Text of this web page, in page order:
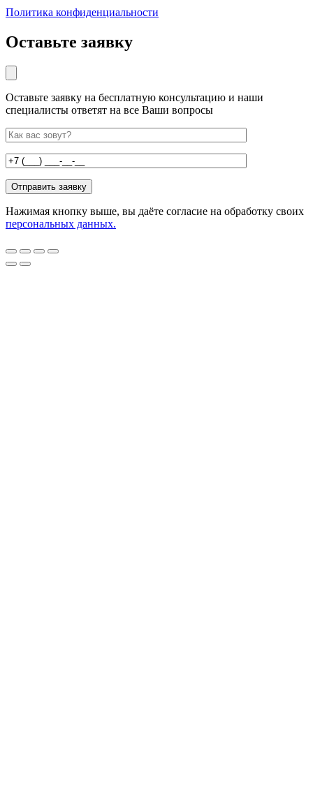
Политика конфиденциальности
Оставьте заявку
Оставьте заявку на бесплатную консультацию и наши
специалисты ответят на все Ваши вопросы
Нажимая кнопку выше, вы даёте согласие на обработку своих
персональных данных.